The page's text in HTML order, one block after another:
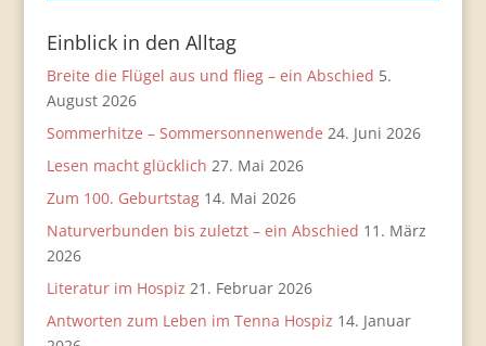
Einblick in den Alltag
Breite die Flügel aus und flieg – ein Abschied 5.
August 2026
Sommerhitze – Sommersonnenwende 24. Juni 2026
Lesen macht glücklich 27. Mai 2026
Zum 100. Geburtstag 14. Mai 2026
Naturverbunden bis zuletzt – ein Abschied 11. März
2026
Literatur im Hospiz 21. Februar 2026
Antworten zum Leben im Tenna Hospiz 14. Januar